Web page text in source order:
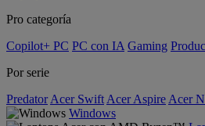
Pro categoría
Copilot+ PC PC con IA Gaming
Por serie
Predator Acer Swift Acer Aspire Acer
Windows